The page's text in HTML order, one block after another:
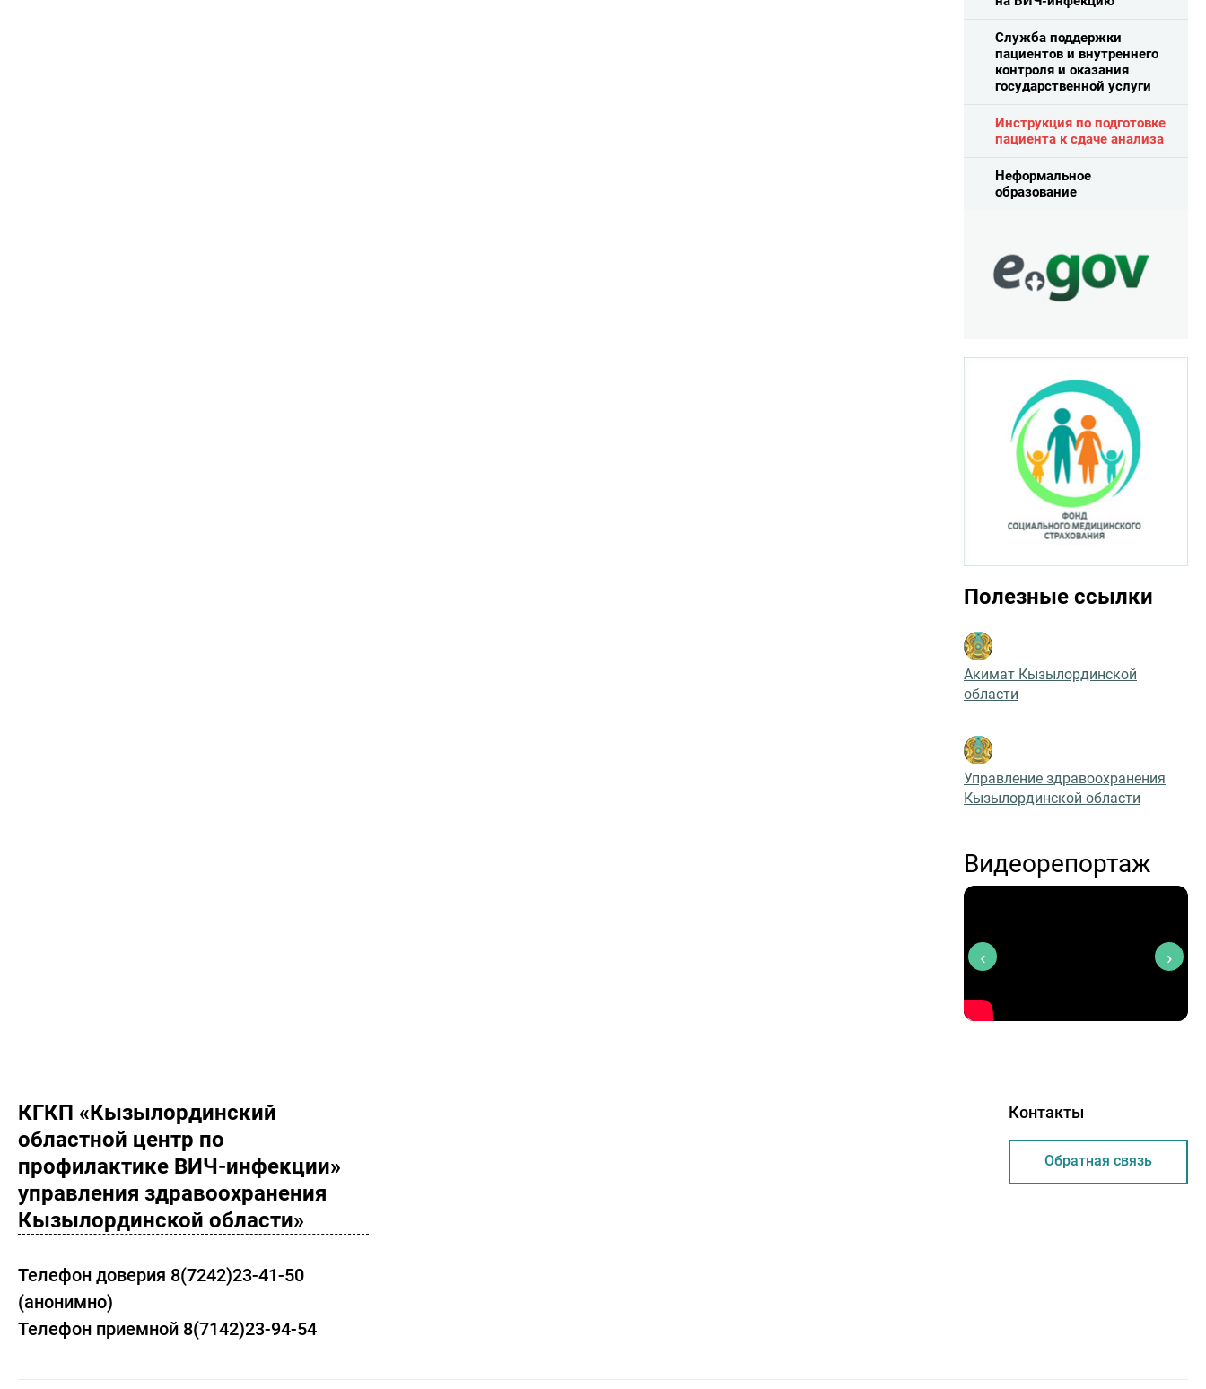
Служба поддержки
пациентов и внутреннего
контроля и оказания
государственной услуги
Инструкция по подготовке
пациента к сдаче анализа
Неформальное
образование
Полезные ссылки
Акимат Кызылординской
области
Управление здравоохранения
Кызылординской области
Видеорепортаж
‹ ›
КГКП «Кызылординский
областной центр по
профилактике ВИЧ-инфекции»
управления здравоохранения
Кызылординской области»
Телефон доверия 8(7242)23-41-50
(анонимно)
Телефон приемной 8(7142)23-94-54
Контакты
Обратная связь